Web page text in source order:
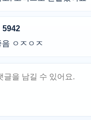
5942
ㅇㅈㅇㅈ